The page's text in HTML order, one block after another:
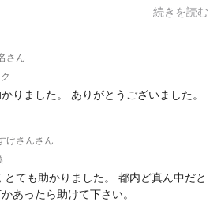
続きを読む
さん
りました。 ありがとうございました。
けさんさん
ても助かりました。 都内ど真ん中だと
あったら助けて下さい。